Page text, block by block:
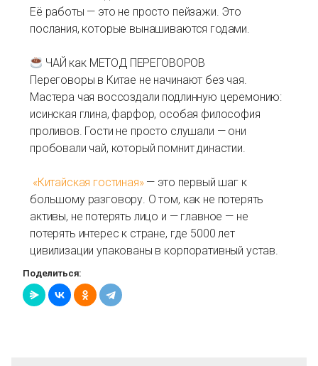
Её работы — это не просто пейзажи. Это
послания, которые вынашиваются годами.
ЧАЙ как МЕТОД ПЕРЕГОВОРОВ
Переговоры в Китае не начинают без чая.
Мастера чая воссоздали подлинную церемонию:
исинская глина, фарфор, особая философия
проливов. Гости не просто слушали — они
пробовали чай, который помнит династии.
«Китайская гостиная»— это первый шаг к
большому разговору. О том, как не потерять
активы, не потерять лицо и — главное — не
потерять интерес к стране, где 5000 лет
цивилизации упакованы в корпоративный устав.
Поделиться: